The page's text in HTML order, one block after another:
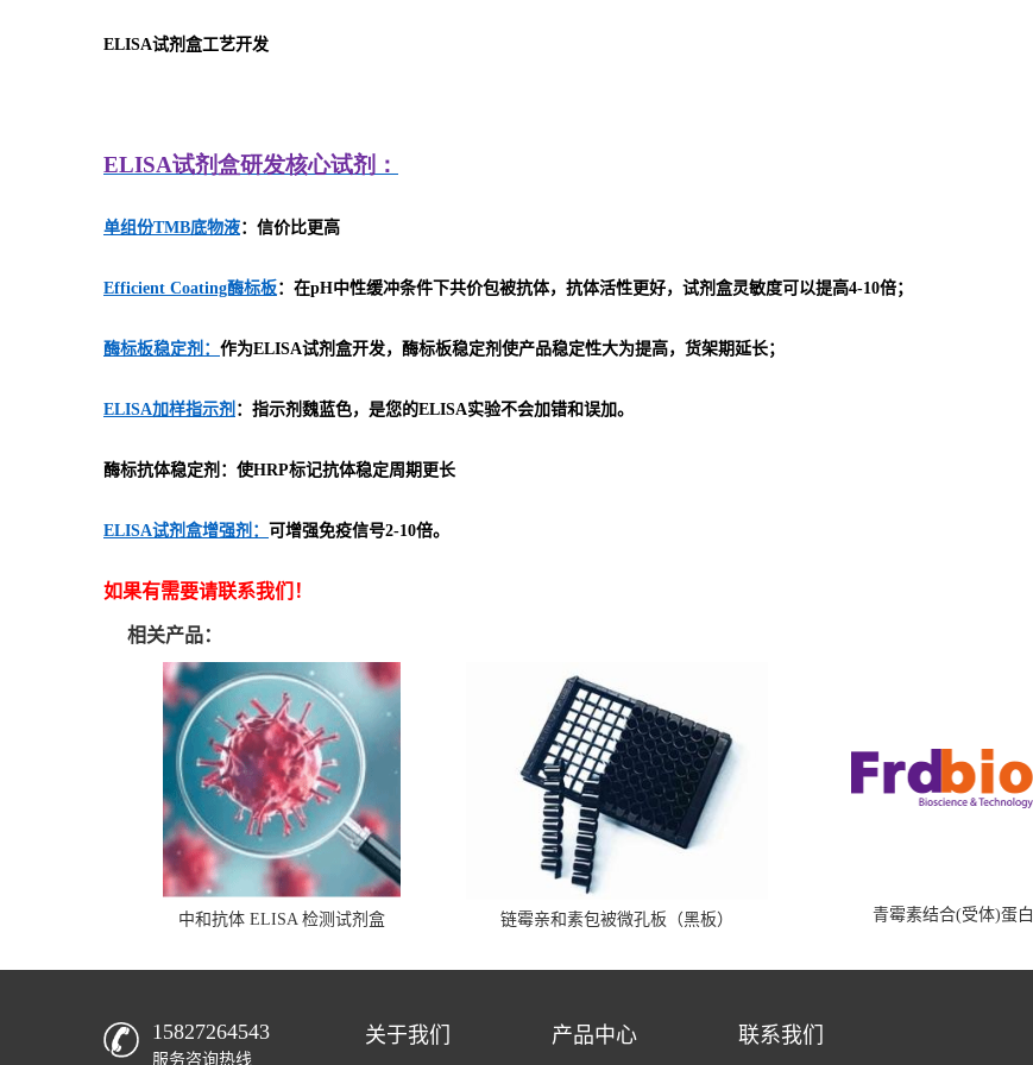
ELISA试剂盒工艺开发
ELISA试剂盒研发核心试剂：
单组份TMB底物液：信价比更高
Efficient Coating酶标板：在pH中性缓冲条件下共价包被抗体，抗体活性更好，试剂盒灵敏度可以提高4-10倍；
酶标板稳定剂： 作为ELISA试剂盒开发，酶标板稳定剂使产品稳定性大为提高，货架期延长；
ELISA加样指示剂 ：指示剂魏蓝色，是您的ELISA实验不会加错和误加。
酶标抗体稳定剂：使HRP标记抗体稳定周期更长
ELISA试剂盒增强剂： 可增强免疫信号2-10倍。
如果有需要请联系我们！
相关产品：
中和抗体 ELISA 检测试剂盒 链霉亲和素包被微孔板（黑板） 青霉素结合(受体)蛋白
15827264543
服务咨询热线
关于我们 产品中心 联系我们